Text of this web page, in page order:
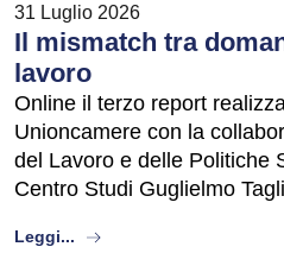
31 Luglio 2026
Il mismatch tra
lavoro
Online il terzo report
Unioncamere con la
del Lavoro e delle Politiche
Centro Studi Guglielmo
Leggi... about